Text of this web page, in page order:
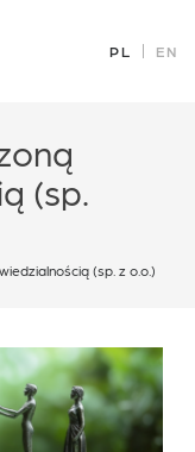
PL EN
(sp.
(sp. z o.o.)